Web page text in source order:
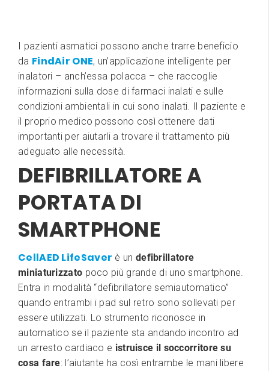
I pazienti asmatici possono anche trarre beneficio
da FindAir ONE, un’applicazione intelligente per
inalatori – anch’essa polacca – che raccoglie
informazioni sulla dose di farmaci inalati e sulle
condizioni ambientali in cui sono inalati. Il paziente e
il proprio medico possono così ottenere dati
importanti per aiutarli a trovare il trattamento più
adeguato alle necessità.
DEFIBRILLATORE A
PORTATA DI
SMARTPHONE
CellAED LifeSaver è un defibrillatore
miniaturizzato poco più grande di uno smartphone.
Entra in modalità “defibrillatore semiautomatico”
quando entrambi i pad sul retro sono sollevati per
essere utilizzati. Lo strumento riconosce in
automatico se il paziente sta andando incontro ad
un arresto cardiaco e istruisce il soccorritore su
cosa fare: l’aiutante ha così entrambe le mani libere